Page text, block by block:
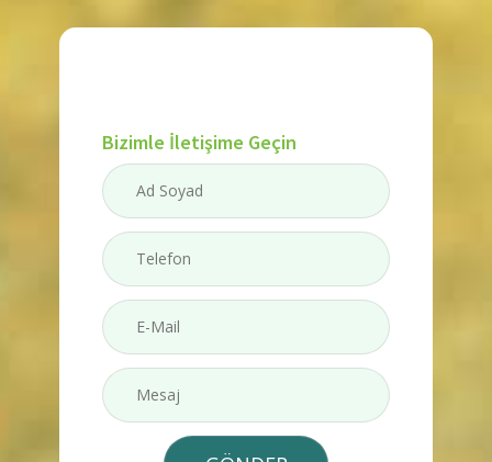
Bizimle İletişime Geçin